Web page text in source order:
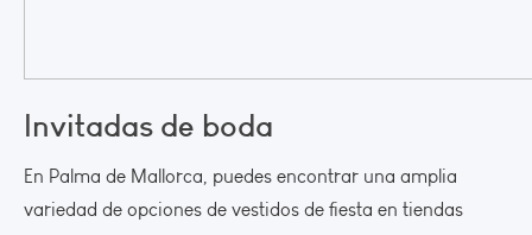
Invitadas de boda
En Palma de Mallorca, puedes encontrar una amplia
variedad de opciones de vestidos de fiesta en tiendas